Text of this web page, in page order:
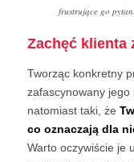
frustrujące go
Zachęć klienta
Tworząc konkretny
zafascynowany jego
natomiast taki, że
co oznaczają dla
Warto oczywiście je